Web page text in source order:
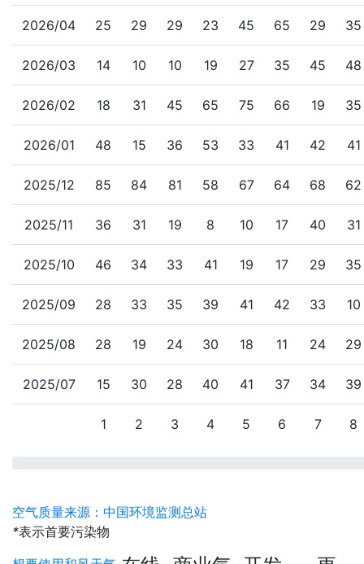
2026/04 25 29 29 23 45 65 29 35
2026/03 14 10 10 19 27 35 45 48
2026/02 18 31 45 65 75 66 19 35
2026/01 48 15 36 53 33 41 42 41
2025/12 85 84 81 58 67 64 68 62
2025/11 36 31 19 8 10 17 40 31
2025/10 46 34 33 41 19 17 29 35
2025/09 28 33 35 39 41 42 33 10
2025/08 28 19 24 30 18 11 24 29
2025/07 15 30 28 40 41 37 34 39
1 2 3 4 5 6 7 8
空气质量来源：中国环境监测总站
*表示首要污染物